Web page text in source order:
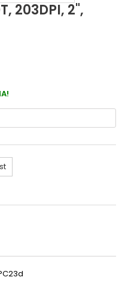
203DPI, 2",